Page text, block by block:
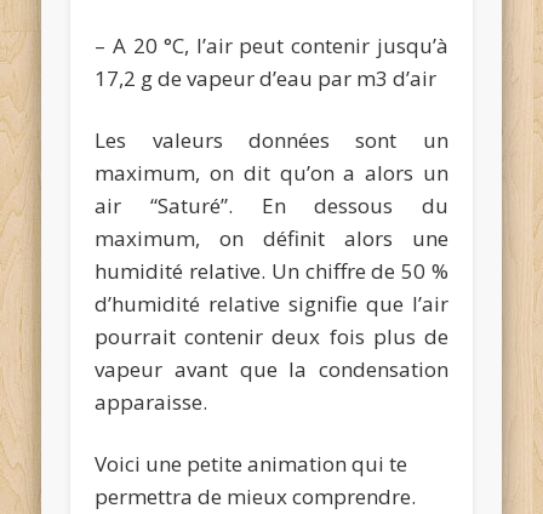
– A 20 °C, l’air peut contenir jusqu’à
17,2 g de vapeur d’eau par m3 d’air
Les valeurs données sont un
maximum, on dit qu’on a alors un
air “Saturé”. En dessous du
maximum, on définit alors une
humidité relative. Un chiffre de 50 %
d’humidité relative signifie que l’air
pourrait contenir deux fois plus de
vapeur avant que la condensation
apparaisse.
Voici une petite animation qui te
permettra de mieux comprendre.